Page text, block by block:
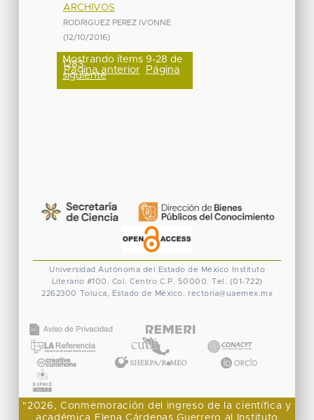
ARCHIVOS
RODRIGUEZ PEREZ IVONNE
(12/10/2016)
Mostrando ítems 9-28 de
1283
Página anterior Página
siguiente
Universidad Autónoma del Estado de México
Instituto
Literario #100. Col. Centro C.P. 50000. Tel. (01-722)
2262300 Toluca, Estado de México. rectoria@uaemex.mx
"2026, Conmemoración del ingreso de la científica y
académica Elena Cárdenas Guerrero al Instituto